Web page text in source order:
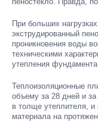
При больших
экструдированный
проникновения воды
техническими
утепления
Теплоизоляционные
объему за 28 дней и
в толще утеплителя, и
материала на